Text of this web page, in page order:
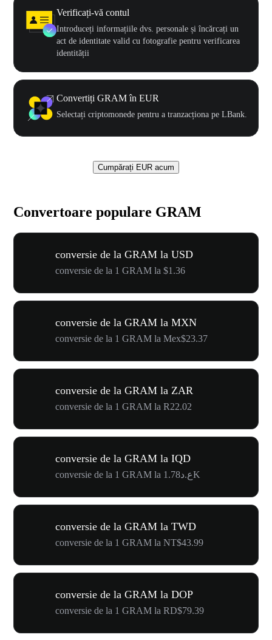
Verificați-vă contul
Introduceți informațiile dvs. personale și încărcați un
act de identitate valid cu fotografie pentru verificarea
identității
Convertiți GRAM în EUR
Selectați criptomonede pentru a tranzacționa pe LBank.
Cumpărați EUR acum
Convertoare populare GRAM
conversie de la GRAM la USD
conversie de la 1 GRAM la $1.36
conversie de la GRAM la MXN
conversie de la 1 GRAM la Mex$23.37
conversie de la GRAM la ZAR
conversie de la 1 GRAM la R22.02
conversie de la GRAM la IQD
conversie de la 1 GRAM la ع.د1.78K
conversie de la GRAM la TWD
conversie de la 1 GRAM la NT$43.99
conversie de la GRAM la DOP
conversie de la 1 GRAM la RD$79.39